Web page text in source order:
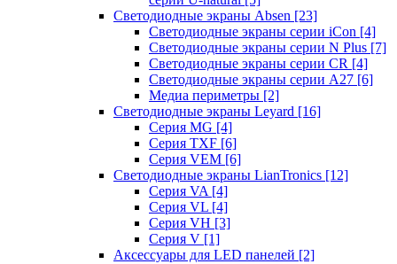
Светодиодные экраны Absen [23]
Светодиодные экраны серии iCon [4]
Светодиодные экраны серии N Plus [7]
Светодиодные экраны серии CR [4]
Светодиодные экраны серии А27 [6]
Медиа периметры [2]
Светодиодные экраны Leyard [16]
Серия MG [4]
Серия TXF [6]
Серия VEM [6]
Светодиодные экраны LianTronics [12]
Серия VA [4]
Серия VL [4]
Серия VH [3]
Серия V [1]
Аксессуары для LED панелей [2]